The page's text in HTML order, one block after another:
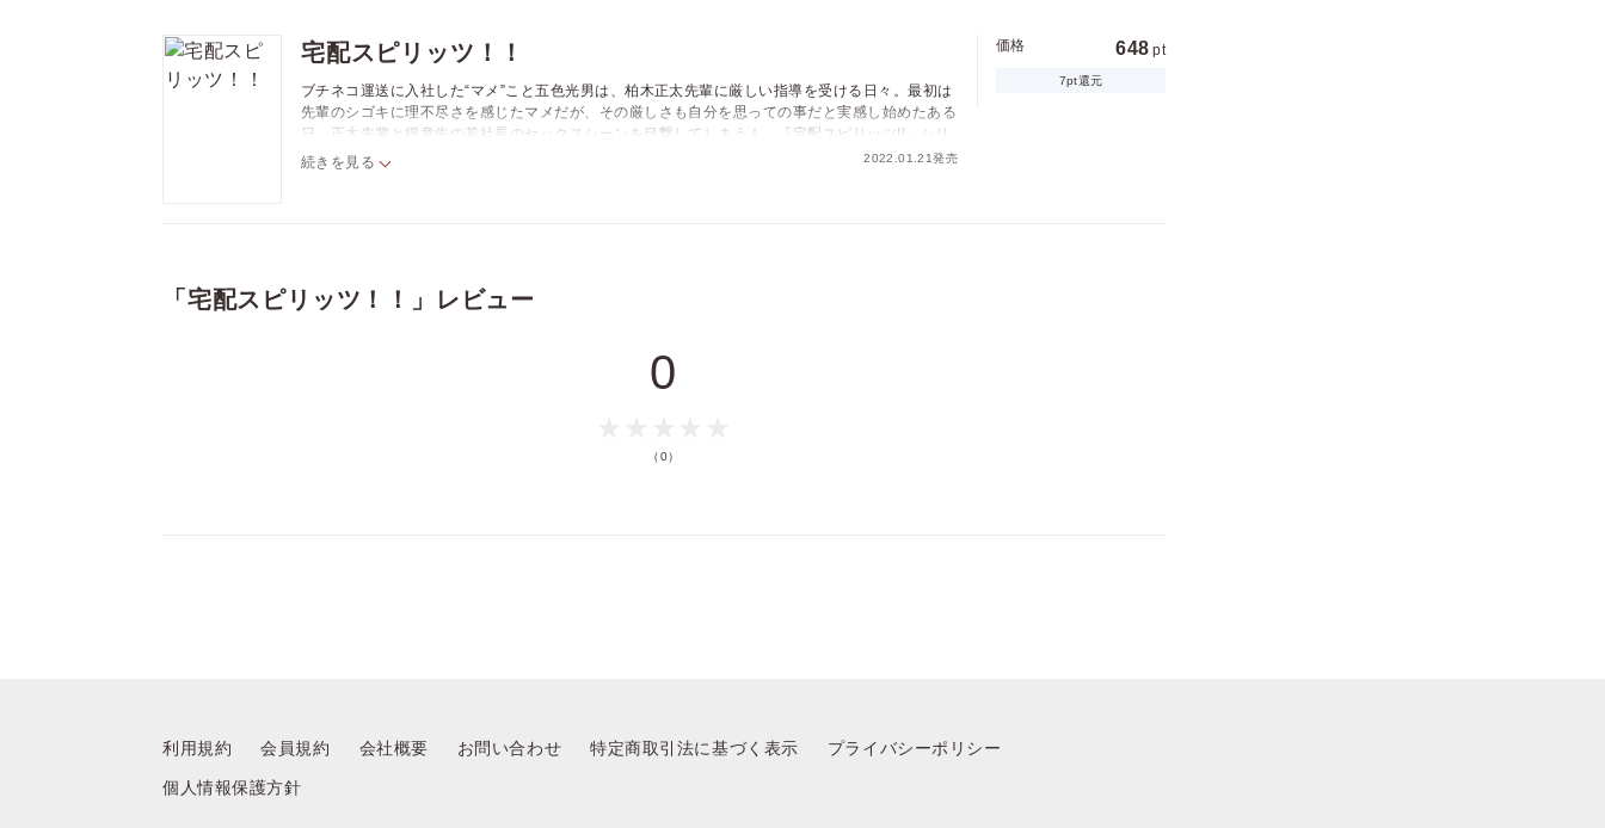
宅配スピリッツ！！
ブチネコ運送に入社した“マメ”こと五色光男は、柏木正太先輩に厳しい指導を受ける日々。最初は
先輩のシゴキに理不尽さを感じたマメだが、その厳しさも自分を思っての事だと実感し始めたある
日、正太先輩と得意先の若社長のセックスシーンを目撃してしまう！ 『宅配スピリッツ!!』シリ
ーズはじめ、読み切り5作品を収録した、ハードでハートウォームな作品集！！
続きを見る 2022.01.21発売
価格 648 pt
7pt還元
「宅配スピリッツ！！」レビュー
0
（0）
利用規約 会員規約 会社概要 お問い合わせ 特定商取引法に基づく表示 プライバシーポリシー
個人情報保護方針